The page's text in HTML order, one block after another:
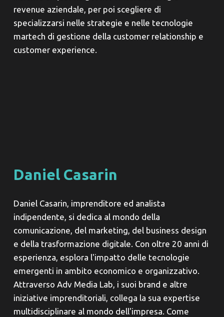
revenue aziendale, per poi scegliere di
specializzarsi nelle strategie e nelle tecnologie
martech di gestione della customer relationship e
customer experience.
Daniel Casarin
Daniel Casarin, imprenditore ed analista
indipendente, si dedica al mondo della
comunicazione, del marketing, del business design
e della trasformazione digitale. Con oltre 20 anni di
esperienza, esplora l'impatto delle tecnologie
emergenti in ambito economico e organizzativo.
Attraverso Adv Media Lab, i suoi brand e altre
iniziative imprenditoriali, collega la sua expertise
multidisciplinare al mondo dell'impresa. Come